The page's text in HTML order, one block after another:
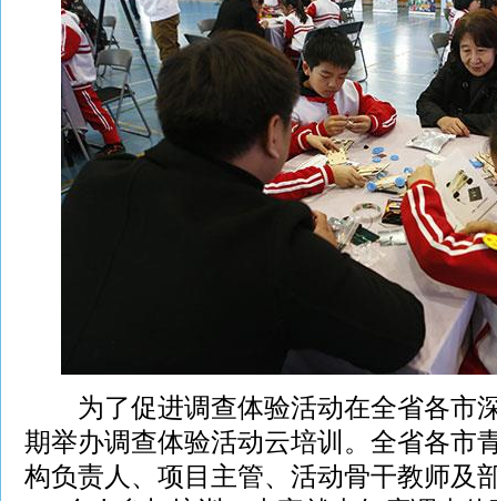
为了促进调查体验活动在全省各市
期举办调查体验活动云培训。全省各市
构负责人、项目主管、活动骨干教师及